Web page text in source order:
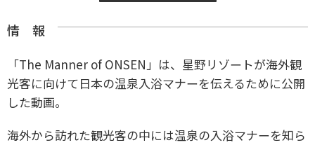
情 報
「The Manner of ONSEN」は、星野リゾートが海外観
光客に向けて日本の温泉入浴マナーを伝えるために公開
した動画。
海外から訪れた観光客の中には温泉の入浴マナーを知ら